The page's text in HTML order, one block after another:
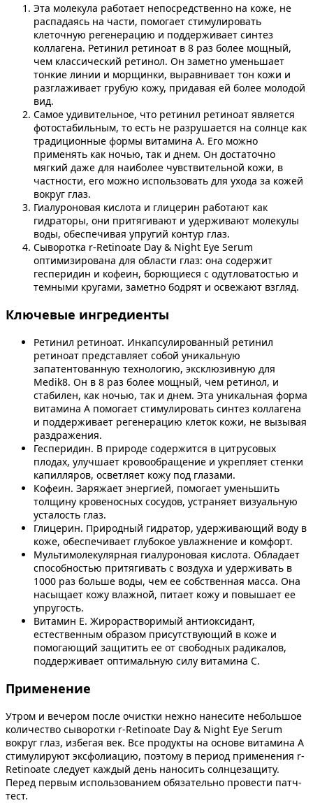
Эта молекула работает непосредственно на коже, не
распадаясь на части, помогает стимулировать
клеточную регенерацию и поддерживает синтез
коллагена. Ретинил ретиноат в 8 раз более мощный,
чем классический ретинол. Он заметно уменьшает
тонкие линии и морщинки, выравнивает тон кожи и
разглаживает грубую кожу, придавая ей более молодой
вид.
Самое удивительное, что ретинил ретиноат является
фотостабильным, то есть не разрушается на солнце как
традиционные формы витамина А. Его можно
применять как ночью, так и днем. Он достаточно
мягкий даже для наиболее чувствительной кожи, в
частности, его можно использовать для ухода за кожей
вокруг глаз.
Гиалуроновая кислота и глицерин работают как
гидраторы, они притягивают и удерживают молекулы
воды, обеспечивая упругий контур глаз.
Сыворотка r-Retinoate Day & Night Eye Serum
оптимизирована для области глаз: она содержит
гесперидин и кофеин, борющиеся с одутловатостью и
темными кругами, заметно бодрят и освежают взгляд.
Ключевые ингредиенты
Ретинил ретиноат. Инкапсулированный ретинил
ретиноат представляет собой уникальную
запатентованную технологию, эксклюзивную для
Medik8. Он в 8 раз более мощный, чем ретинол, и
стабилен, как ночью, так и днем. Эта уникальная форма
витамина А помогает стимулировать синтез коллагена
и поддерживает регенерацию клеток кожи, не вызывая
раздражения.
Гесперидин. В природе содержится в цитрусовых
плодах, улучшает кровообращение и укрепляет стенки
капилляров, осветляет кожу под глазами.
Кофеин. Заряжает энергией, помогает уменьшить
толщину кровеносных сосудов, устраняет визуальную
усталость глаз.
Глицерин. Природный гидратор, удерживающий воду в
коже, обеспечивает глубокое увлажнение и комфорт.
Мультимолекулярная гиалуроновая кислота. Обладает
способностью притягивать с воздуха и удерживать в
1000 раз больше воды, чем ее собственная масса. Она
насыщает кожу влажной, питает кожу и повышает ее
упругость.
Витамин Е. Жирорастворимый антиоксидант,
естественным образом присутствующий в коже и
помогающий защитить ее от свободных радикалов,
поддерживает оптимальную силу витамина С.
Применение
Утром и вечером после очистки нежно нанесите небольшое
количество сыворотки r-Retinoate Day & Night Eye Serum
вокруг глаз, избегая век. Все продукты на основе витамина А
стимулируют эксфолиацию, поэтому в период применения r-
Retinoate следует каждый день наносить солнцезащиту.
Перед первым использованием обязательно провести патч-
тест.